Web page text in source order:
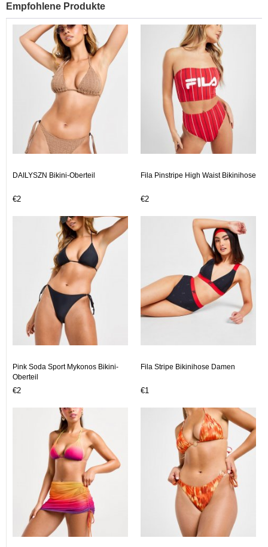
Empfohlene Produkte
DAILYSZN Bikini-Oberteil
€2
Fila Pinstripe High Waist Bikinihose
€2
Pink Soda Sport Mykonos Bikini-
Oberteil
€2
Fila Stripe Bikinihose Damen
€1